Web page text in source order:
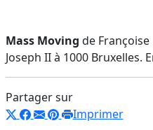
Mass Moving de
Joseph II à 1000 Bruxelles.
Partager sur
Imprimer